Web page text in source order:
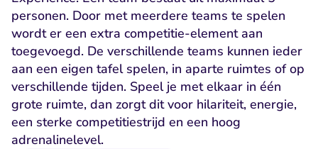
personen. Door met meerdere teams te spelen
wordt er een extra competitie-element aan
toegevoegd. De verschillende teams kunnen ieder
aan een eigen tafel spelen, in aparte ruimtes of op
verschillende tijden. Speel je met elkaar in één
grote ruimte, dan zorgt dit voor hilariteit, energie,
een sterke competitiestrijd en een hoog
adrenalinelevel.